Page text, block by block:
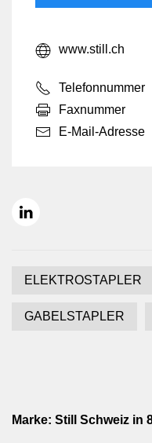
www.still.ch
Telefonnummer
Faxnummer
E-Mail-Adresse
ELEKTROSTAPLER
GABELSTAPLER
Marke: Still Schweiz in